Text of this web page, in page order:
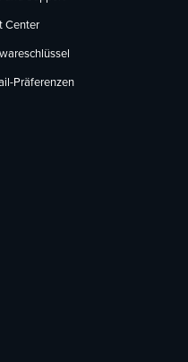
Center
Präferenzen